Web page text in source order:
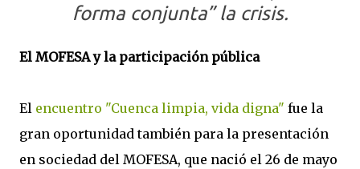
forma conjunta” la crisis.
El MOFESA y la participación pública
El encuentro "Cuenca limpia, vida digna" fue la
gran oportunidad también para la presentación
en sociedad del MOFESA, que nació el 26 de mayo